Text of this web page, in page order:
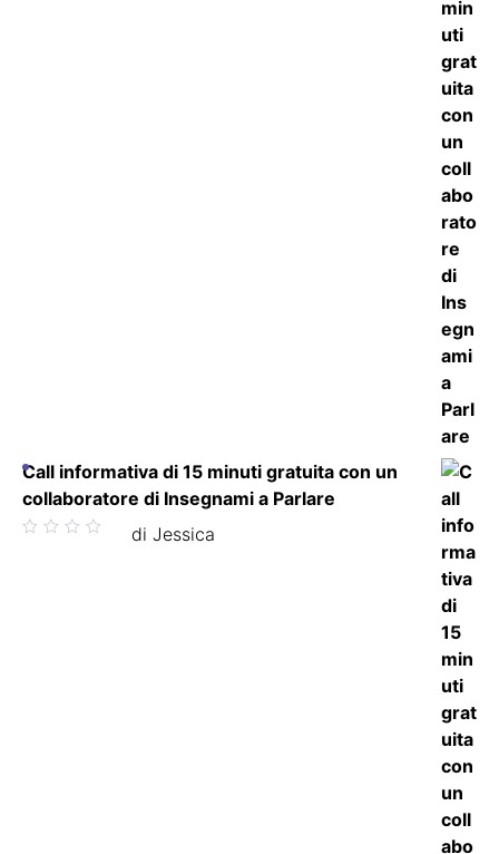
Call informativa di 15 minuti gratuita con un
collaboratore di Insegnami a Parlare
Valutato di Jessica